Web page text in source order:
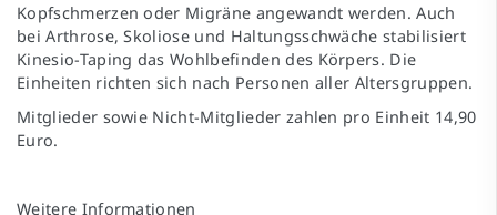
Kopfschmerzen oder Migräne angewandt werden. Auch
bei Arthrose, Skoliose und Haltungsschwäche stabilisiert
Kinesio-Taping das Wohlbefinden des Körpers. Die
Einheiten richten sich nach Personen aller Altersgruppen.
Mitglieder sowie Nicht-Mitglieder zahlen pro Einheit 14,90
Euro.
Weitere Informationen